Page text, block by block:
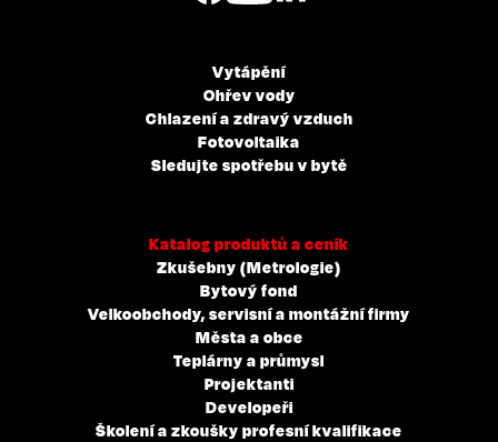
Vytápění
Ohřev vody
Chlazení a zdravý vzduch
Fotovoltaika
Sledujte spotřebu v bytě
Katalog produktů a ceník
Zkušebny (Metrologie)
Bytový fond
Velkoobchody, servisní a montážní firmy
Města a obce
Teplárny a průmysl
Projektanti
Developeři
Školení a zkoušky profesní kvalifikace